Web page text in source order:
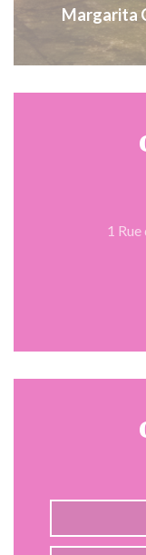
Margarita
1